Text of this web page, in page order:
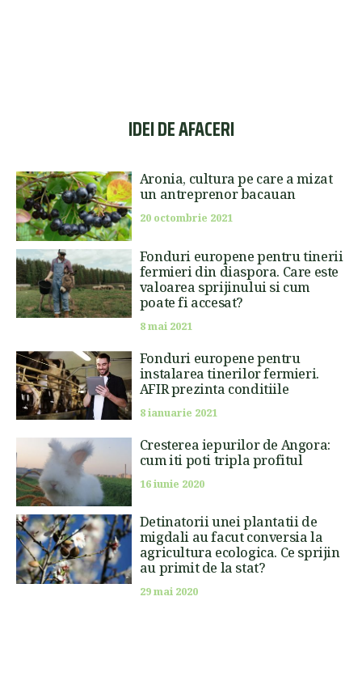
IDEI DE AFACERI
Aronia, cultura pe care a mizat
un antreprenor bacauan
20 octombrie 2021
Fonduri europene pentru tinerii
fermieri din diaspora. Care este
valoarea sprijinului si cum
poate fi accesat?
8 mai 2021
Fonduri europene pentru
instalarea tinerilor fermieri.
AFIR prezinta conditiile
8 ianuarie 2021
Cresterea iepurilor de Angora:
cum iti poti tripla profitul
16 iunie 2020
Detinatorii unei plantatii de
migdali au facut conversia la
agricultura ecologica. Ce sprijin
au primit de la stat?
29 mai 2020